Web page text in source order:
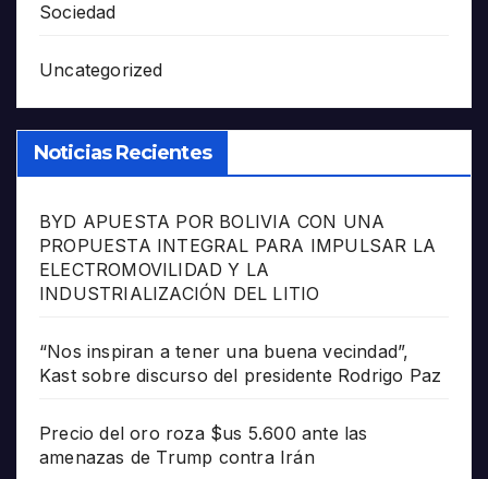
Sociedad
Uncategorized
Noticias Recientes
BYD APUESTA POR BOLIVIA CON UNA
PROPUESTA INTEGRAL PARA IMPULSAR LA
ELECTROMOVILIDAD Y LA
INDUSTRIALIZACIÓN DEL LITIO
“Nos inspiran a tener una buena vecindad”,
Kast sobre discurso del presidente Rodrigo Paz
Precio del oro roza $us 5.600 ante las
amenazas de Trump contra Irán